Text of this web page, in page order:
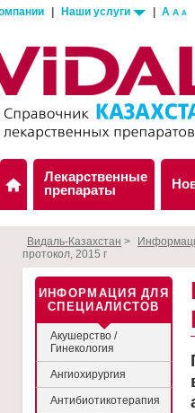
Наши услуги A A A
Лекарственные
препараты
Видаль-Казахстан >
протокол, 2015 г
ИНФОРМАЦИЯ ДЛЯ
СПЕЦИАЛИСТОВ
Акушерство /
Гинекология
Ангиохирургия
Антибиотикотерапия